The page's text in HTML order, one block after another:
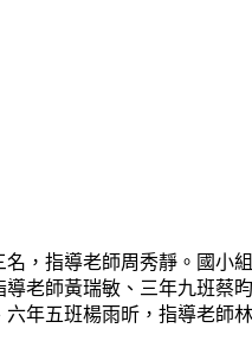
，指導老師周秀靜。國小
老師黃瑞敏、三年九班蔡
年五班楊雨昕，指導老師